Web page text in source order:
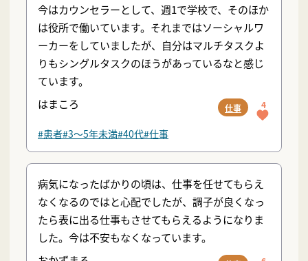
今はカウンセラーとして、週1で学校で、そのほか
は役所で働いています。それまではソーシャルワ
ーカーをしていましたが、自分はマルチタスクよ
りもシングルタスクのほうがあっているなと感じ
ています。
はまころ
仕事 4
#患者#3〜5年未満#40代#仕事
病気になったばかりの頃は、仕事を任せてもらえ
なくなるのではと心配でしたが、調子が良くなっ
たら表に出る仕事もさせてもらえるようになりま
した。今は不安もなくなっています。